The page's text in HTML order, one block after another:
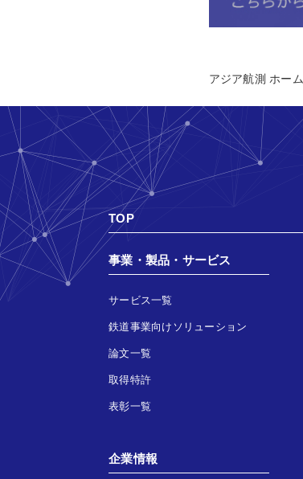
アジア航測 ホーム
TOP
事業・製品・サービス
サービス一覧
鉄道事業向けソリューション
論文一覧
取得特許
表彰一覧
企業情報